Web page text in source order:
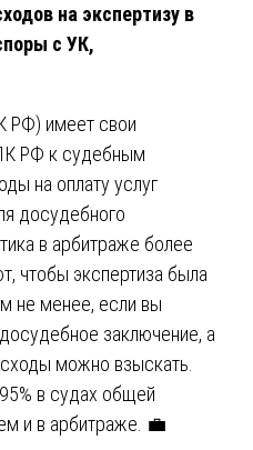
на экспертизу в
с УК,
РФ) имеет свои
РФ к судебным
на оплату услуг
досудебного
в арбитраже более
чтобы экспертиза была
не менее, если вы
заключение, а
можно взыскать.
в судах общей
и в арбитраже. 💼